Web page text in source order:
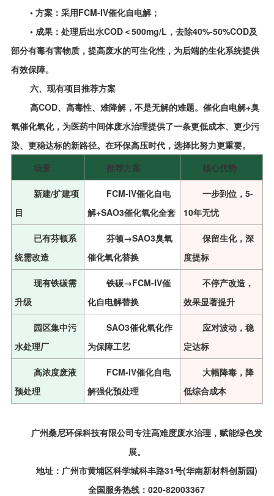
• 方案：采用FCM-IV催化自电解；
• 成果：处理后出水COD＜500mg/L，去除40%-50%COD及
部分有毒有害物质，提高废水的可生化性，为后端的生化系统提供
有效保障。
六、现有项目推荐方案
高COD、高毒性、难降解，不是无解的难题。催化自电解+臭
氧催化氧化，为医药中间体废水治理提供了一条更低成本、更少污
染、更稳达标的新路径。在环保高压时代，选择比努力更重要。
场景
推荐方案 核心优势
新建/扩建项
目
FCM-IV催化自电
解+SAO3催化氧化全套
一步到位，5-
10年无忧
已有芬顿系
统需改造
芬顿→SAO3臭氧
催化氧化替换
保留生化，深
度提标
现有铁碳需
升级
铁碳→FCM-IV催
化自电解替换
不停产改造，
效果显著提升
园区集中污
水处理厂
SAO3催化氧化作
为保障工艺
应对波动，稳
定达标
高浓度废液
预处理
FCM-IV催化自电
解强化预处理
大幅降毒，降
低综合成本
广州桑尼环保科技有限公司专注高难度废水治理，赋能绿色发
展。
地址：广州市黄埔区科学城科丰路31号(华南新材料创新园)
全国服务热线：020-82003367